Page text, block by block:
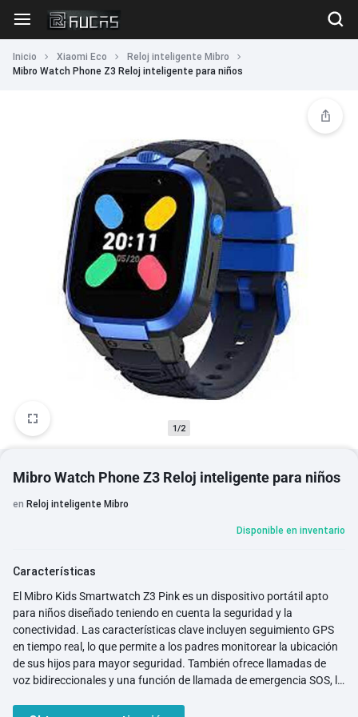
Inicio Xiaomi Eco
Reloj inteligente Mibro
Mibro Watch Phone Z3 Reloj inteligente para niños
1/2
Mibro Watch Phone Z3 Reloj inteligente para niños
en Reloj inteligente Mibro
Disponible en inventario
Características
El Mibro Kids Smartwatch Z3 Pink es un dispositivo portátil apto
para niños diseñado teniendo en cuenta la seguridad y la
conectividad. Las características clave incluyen seguimiento GPS
en tiempo real, lo que permite a los padres monitorear la ubicación
de sus hijos para mayor seguridad. También ofrece llamadas de
voz bidireccionales y una función de llamada de emergencia SOS, lo
contactos predefinidos en caso de emergencia. El reloj está